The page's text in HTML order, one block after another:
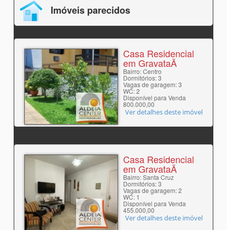
Imóveis parecidos
Casa Residencial
em GravataÃ­
Bairro: Centro
Dormitórios: 3
Vagas de garagem: 3
WC: 2
Disponível para Venda
800.000,00
Ver detalhes deste imóvel
Casa Residencial
em GravataÃ­
Bairro: Santa Cruz
Dormitórios: 3
Vagas de garagem: 2
WC: 1
Disponível para Venda
455.000,00
Ver detalhes deste imóvel